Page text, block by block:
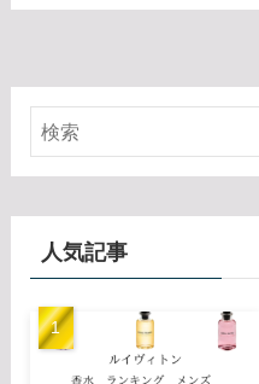
人気記事